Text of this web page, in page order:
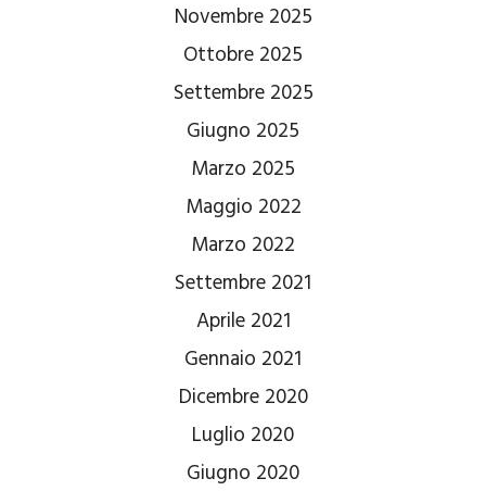
Novembre 2025
Ottobre 2025
Settembre 2025
Giugno 2025
Marzo 2025
Maggio 2022
Marzo 2022
Settembre 2021
Aprile 2021
Gennaio 2021
Dicembre 2020
Luglio 2020
Giugno 2020